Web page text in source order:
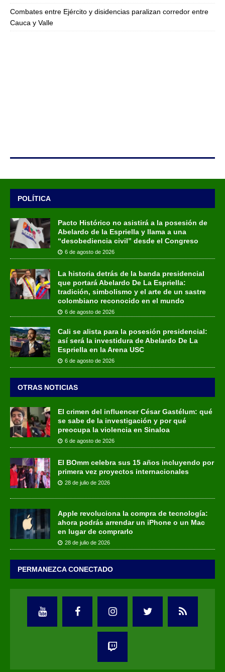
Combates entre Ejército y disidencias paralizan corredor entre
Cauca y Valle
POLÍTICA
Pacto Histórico no asistirá a la posesión de
Abelardo de la Espriella y llama a una
“desobediencia civil” desde el Congreso
6 de agosto de 2026
La historia detrás de la banda presidencial
que portará Abelardo De La Espriella:
tradición, simbolismo y el arte de un sastre
colombiano reconocido en el mundo
6 de agosto de 2026
Cali se alista para la posesión presidencial:
así será la investidura de Abelardo De La
Espriella en la Arena USC
6 de agosto de 2026
OTRAS NOTICIAS
El crimen del influencer César Gastélum: qué
se sabe de la investigación y por qué
preocupa la violencia en Sinaloa
6 de agosto de 2026
El BOmm celebra sus 15 años incluyendo por
primera vez proyectos internacionales
28 de julio de 2026
Apple revoluciona la compra de tecnología:
ahora podrás arrendar un iPhone o un Mac
en lugar de comprarlo
28 de julio de 2026
PERMANEZCA CONECTADO